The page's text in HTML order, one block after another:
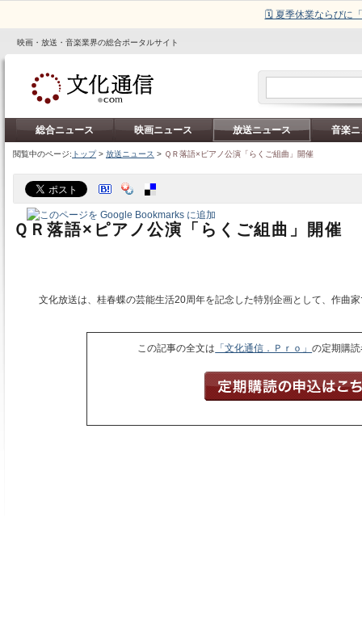
🗓️ 夏季休業ならびに
映画・放送・音楽業界の総合ポータルサイト
総合ニュース 映画ニュース 放送ニュース 音楽
閲覧中のページ: トップ> 放送ニュース > ＱＲ落語×ピアノ公演「らくご組曲」開催
ＱＲ落語×ピアノ公演「らくご組曲」開催
文化放送は、桂春蝶の芸能生活20周年を記念した特別企画として、作曲
この記事の全文は 「文化通信．Ｐｒｏ」の定期購